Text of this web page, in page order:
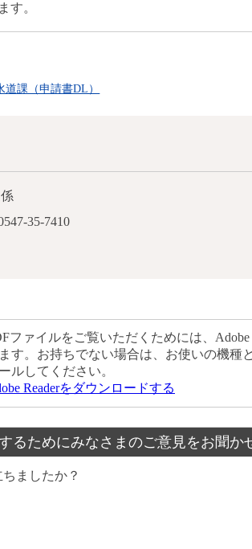
す。
道課（申請書DL）
35-7410
ファイルをご覧いただくためには、
す。お持ちでない場合は、お使いの機種
ルしてください。
Readerをダウンロードする
るためにみなさまのご意見をお聞か
ましたか？